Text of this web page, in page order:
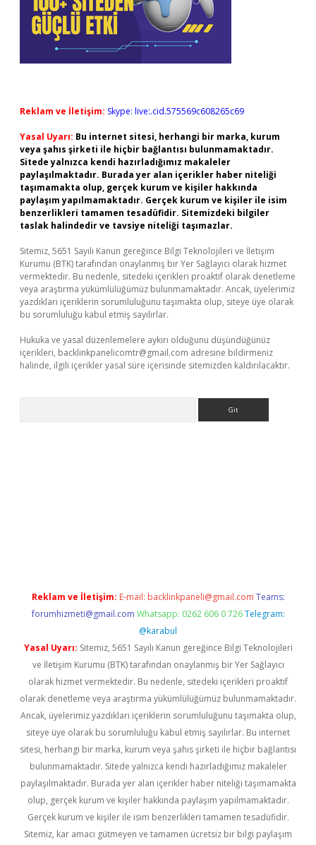
Reklam ve İletişim: Skype: live:.cid.575569c608265c69
Yasal Uyarı: Bu internet sitesi, herhangi bir marka, kurum
veya şahıs şirketi ile hiçbir bağlantısı bulunmamaktadır.
Sitede yalnızca kendi hazırladığımız makaleler
paylaşılmaktadır. Burada yer alan içerikler haber niteliği
taşımamakta olup, gerçek kurum ve kişiler hakkında
paylaşım yapılmamaktadır. Gerçek kurum ve kişiler ile isim
benzerlikleri tamamen tesadüfidir. Sitemizdeki bilgiler
taslak halindedir ve tavsiye niteliği taşımazlar.
Sitemiz, 5651 Sayılı Kanun gereğince Bilgi Teknolojileri ve İletişim
Kurumu (BTK) tarafından onaylanmış bir Yer Sağlayıcı olarak hizmet
vermektedir. Bu nedenle, sitedeki içerikleri proaktif olarak denetleme
veya araştırma yükümlülüğümüz bulunmamaktadır. Ancak, üyelerimiz
yazdıkları içeriklerin sorumluluğunu taşımakta olup, siteye üye olarak
bu sorumluluğu kabul etmiş sayılırlar.
Hukuka ve yasal düzenlemelere aykırı olduğunu düşündüğünüz
içerikleri, backlinkpanelicomtr@gmail.com adresine bildirmeniz
halinde, ilgili içerikler yasal süre içerisinde sitemizden kaldırılacaktır.
Reklam ve İletişim: E-mail: backlinkpaneli@gmail.com Teams:
forumhizmeti@gmail.com Whatsapp: 0262 606 0 726 Telegram:
@karabul
Yasal Uyarı: Sitemiz, 5651 Sayılı Kanun gereğince Bilgi Teknolojileri
ve İletişim Kurumu (BTK) tarafından onaylanmış bir Yer Sağlayıcı
olarak hizmet vermektedir. Bu nedenle, sitedeki içerikleri proaktif
olarak denetleme veya araştırma yükümlülüğümüz bulunmamaktadır.
Ancak, üyelerimiz yazdıkları içeriklerin sorumluluğunu taşımakta olup,
siteye üye olarak bu sorumluluğu kabul etmiş sayılırlar. Bu internet
sitesi, herhangi bir marka, kurum veya şahıs şirketi ile hiçbir bağlantısı
bulunmamaktadır. Sitede yalnızca kendi hazırladığımız makaleler
paylaşılmaktadır. Burada yer alan içerikler haber niteliği taşımamakta
olup, gerçek kurum ve kişiler hakkında paylaşım yapılmamaktadır.
Gerçek kurum ve kişiler ile isim benzerlikleri tamamen tesadüfidir.
Sitemiz, kar amacı gütmeyen ve tamamen ücretsiz bir bilgi paylaşım